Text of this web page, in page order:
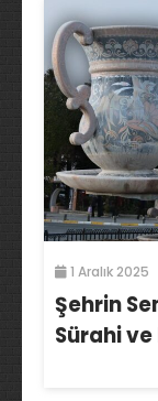
1 Aralık 2025
Şehrin
Sürahi